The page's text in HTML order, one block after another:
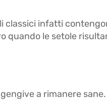
classici infatti
quando le setole
a rimanere